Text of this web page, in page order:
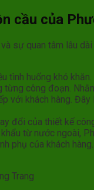
cầu của
sự quan tâm lâu
tình huống khó
công đoạn.
với khách hàng.
đổi của thiết kế
từ nước ngoài,
phụ của khách hàng.
Trang